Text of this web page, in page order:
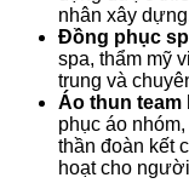
nhân xây
Đồng phục
spa, thẩm mỹ
trung và
Áo thun
phục áo
thần đoàn kết
hoạt cho